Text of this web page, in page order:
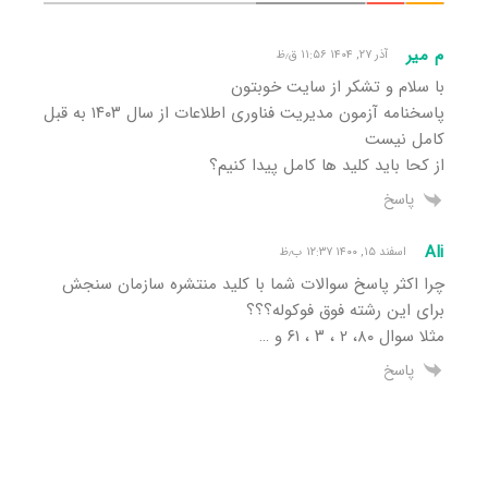
م میر آذر ۲۷, ۱۴۰۴ ۱۱:۵۶ ق٫ظ
با سلام و تشکر از سایت خوبتون
پاسخنامه آزمون مدیریت فناوری اطلاعات از سال ۱۴۰۳ به قبل
کامل نیست
از کحا باید کلید ها کامل پیدا کنیم؟
پاسخ
Ali اسفند ۱۵, ۱۴۰۰ ۱۲:۳۷ ب٫ظ
چرا اکثر پاسخ سوالات شما با کلید منتشره سازمان سنجش
برای این رشته فوق فوکوله؟؟؟
مثلا سوال ۸۰، ۲ ، ۳ ، ۶۱ و …
پاسخ